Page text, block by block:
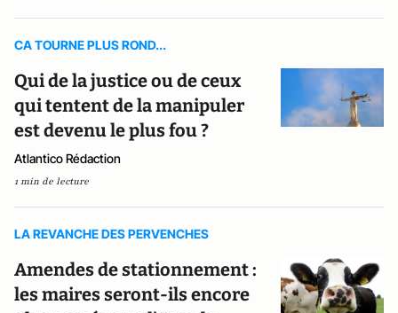
CA TOURNE PLUS ROND...
Qui de la justice ou de ceux
qui tentent de la manipuler
est devenu le plus fou ?
Atlantico Rédaction
1 min de lecture
LA REVANCHE DES PERVENCHES
Amendes de stationnement :
les maires seront-ils encore